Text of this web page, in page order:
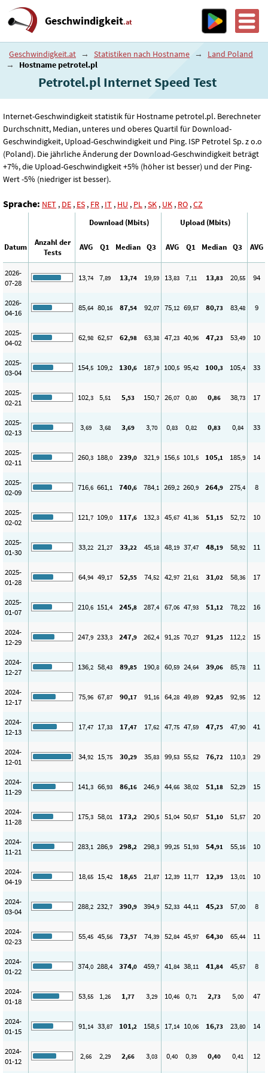
Geschwindigkeit.at
Geschwindigkeit.at → Statistiken nach Hostname →
Land Poland
→
Hostname petrotel.pl
Petrotel.pl Internet Speed ​​Test
Internet-Geschwindigkeit statistik für Hostname petrotel.pl. Berechneter
Durchschnitt, Median, unteres und oberes Quartil für Download-
Geschwindigkeit, Upload-Geschwindigkeit und Ping. ISP Petrotel Sp. z o.o
(Poland). Die jährliche Änderung der Download-Geschwindigkeit beträgt
+7%, die Upload-Geschwindigkeit +5% (höher ist besser) und der Ping-
Wert -5% (niedriger ist besser).
Sprache: NET , DE , ES , FR , IT , HU , PL ,SK , UK , RO ,CZ
Download (Mbits) Upload (Mbits)
Datum
Anzahl der
Tests
AVG Q1 Median Q3 AVG Q1 Median Q3 AVG
2026-
07-28
13,74 7,89 13,74 19,59 13,83 7,11 13,83 20,55 94
2026-
04-16
85,64 80,16 87,54 92,07 75,12 69,57 80,73 83,48 9
2025-
04-02
62,98 62,57 62,98 63,38 47,23 40,96 47,23 53,49 10
2025-
03-04
154,5 109,2 130,6 187,9 100,5 95,42 100,3 105,4 33
2025-
02-21
102,3 5,51 5,53 150,7 26,07 0,80 0,86 38,73 17
2025-
02-13
3,69 3,68 3,69 3,70 0,83 0,82 0,83 0,84 33
2025-
02-11
260,3 188,0 239,0 321,9 156,5 101,5 105,1 185,9 14
2025-
02-09
716,6 661,1 740,6 784,1 269,2 260,9 264,9 275,4 8
2025-
02-02
121,7 109,0 117,6 132,3 45,67 41,36 51,15 52,72 10
2025-
01-30
33,22 21,27 33,22 45,18 48,19 37,47 48,19 58,92 11
2025-
01-28
64,94 49,17 52,55 74,52 42,97 21,61 31,02 58,36 17
2025-
01-07
210,6 151,4 245,8 287,4 67,06 47,93 51,12 78,22 16
2024-
12-29
247,9 233,3 247,9 262,4 91,25 70,27 91,25 112,2 15
2024-
12-27
136,2 58,43 89,85 190,8 60,59 24,64 39,06 85,78 11
2024-
12-17
75,96 67,87 90,17 91,16 64,28 49,89 92,85 92,95 12
2024-
12-13
17,47 17,33 17,47 17,62 47,75 47,59 47,75 47,90 41
2024-
12-01
34,92 15,75 30,29 35,83 99,53 55,52 76,72 110,3 29
2024-
11-29
141,3 66,93 86,16 246,9 44,66 38,02 51,18 52,29 15
2024-
11-28
175,3 58,01 173,2 290,5 51,04 50,57 51,10 51,57 20
2024-
11-21
283,1 286,9 298,2 298,3 99,25 51,93 54,91 55,16 10
2024-
04-19
18,65 15,42 18,65 21,87 12,39 11,77 12,39 13,01 10
2024-
03-04
288,2 232,7 390,9 394,9 52,33 44,11 45,23 57,00 8
2024-
02-23
55,45 45,56 73,57 74,39 52,84 45,97 64,30 65,44 11
2024-
01-22
374,0 288,4 374,0 459,7 41,84 38,11 41,84 45,57 8
2024-
01-18
53,55 1,26 1,77 3,29 10,46 0,71 2,73 5,00 47
2024-
01-15
91,14 33,87 101,2 158,5 17,14 10,06 16,73 23,80 14
2024-
01-12
2,66 2,29 2,66 3,03 0,40 0,39 0,40 0,41 12